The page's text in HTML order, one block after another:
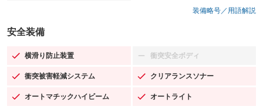
装備略号／用語解説
安全装備
横滑り防止装置
：装備あり 衝突安全ボディ
：装備なし
衝突被害軽減システム
：装備あり クリアランスソナー
：装備あり
オートマチックハイビーム
：装備あり オートライト
：装備あり